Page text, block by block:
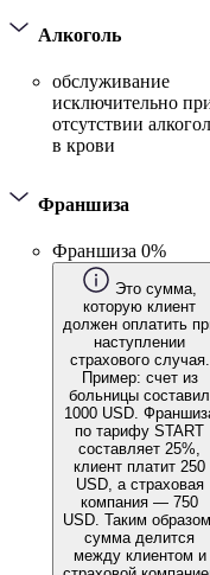
Алкоголь
обслуживание
исключительно
отсутствии
в крови
Франшиза
Франшиза 0%
Это сумма,
которую клиент
должен оплатить
наступлении
страхового случая.
Пример: счет из
больницы составил
1000 USD.
по тарифу START
составляет 25%,
клиент платит 250
USD, а страховая
компания — 750
USD. Таким
сумма делится
между клиентом и